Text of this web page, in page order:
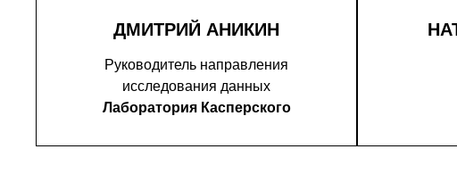
ДМИТРИЙ АНИКИН
Руководитель направления
исследования данных
Лаборатория Касперского